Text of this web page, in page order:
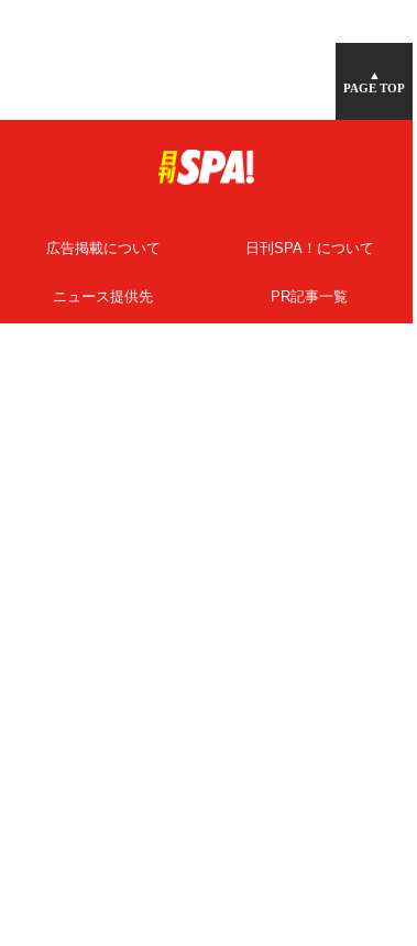
▲
PAGE TOP
広告掲載について 日刊SPA！について
ニュース提供先 PR記事一覧